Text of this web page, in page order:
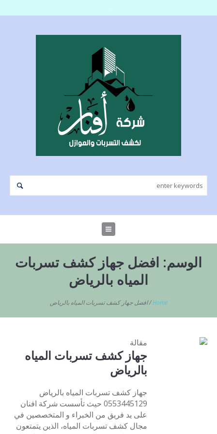
الوسم: افضل جهاز كشف تسربات
المياه بالرياض
Home
/افضل جهاز كشف تسربات المياه بالرياض
مقالة
جهاز كشف تسربات المياه
بالرياض
جهاز كشف تسربات المياه بالرياض
0553445129 حيث تأسست شركة افنان
على يد فريق من الخبراء و المتخصصين في
مجال كشف تسربات المياه، الذين يتمتعون